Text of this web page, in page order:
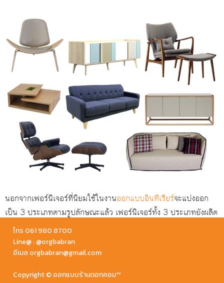
นอกจากเฟอร์นิเจอร์ที่นิยมใช้ในงานออกแบบอินทีเรียร์จะแบ่งออก
เป็น 3 ประเภทตามรูปลักษณะแล้ว เฟอร์นิเจอร์ทั้ง 3 ประเภทยังผลิต
จากวัสดุหลายชนิด เช่น เฟอร์นิเจอร์ผลิตจากไม้จริง เฟอร์นิเจอร์ทำ
จากไม้อัด หรือเฟอร์นิเจอร์ทำจากไม้สังเคราะห์และวัสดุอื่น ๆ การ
เลือกใช้นอกจากตอบโจทย์การใช้งาน การเลือกวัสดุเฟอร์นิเจอร์ก็เป็น
ส่วนหนึ่งที่ช่วยให้งานออกแบบมีความสวยงามทันสมัย
โทร 061 980 8700
Line@ : @orgbabran
อีเมล orgbabran@gmail.com
Copyright © ออกแบบร้านดอทคอม™